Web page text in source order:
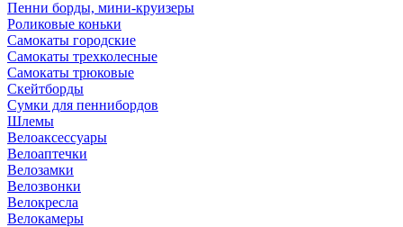
Пенни борды, мини-круизеры
Роликовые коньки
Самокаты городские
Самокаты трехколесные
Самокаты трюковые
Скейтборды
Сумки для пеннибордов
Шлемы
Велоаксессуары
Велоаптечки
Велозамки
Велозвонки
Велокресла
Велокамеры